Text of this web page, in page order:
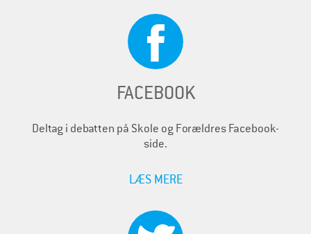
FACEBOOK
Deltag i debatten på Skole og Forældres Facebook-
side.
LÆS MERE